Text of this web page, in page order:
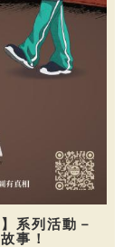
系列活動－
事！